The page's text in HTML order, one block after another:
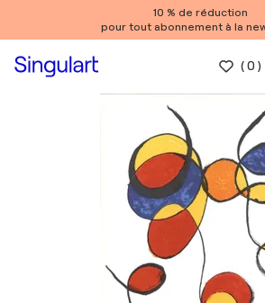
10 % de réduction
pour tout abonnement à la
(0 )